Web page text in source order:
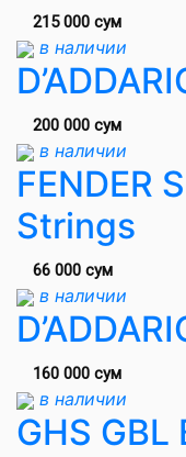
215 000 сум
в наличии
200 000 сум
в наличии
FENDER
Strings
66 000 сум
в наличии
160 000 сум
в наличии
GHS GBL